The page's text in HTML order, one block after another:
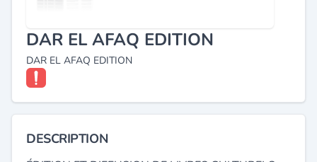
DAR EL AFAQ EDITION
DAR EL AFAQ EDITION
DESCRIPTION